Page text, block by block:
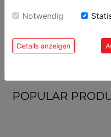
general data
EAN code
POPULAR
Einwilligung zu unseren
Notwendig
Details anzeigen